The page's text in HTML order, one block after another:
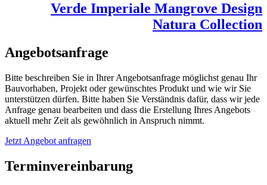
Verde Imperiale Mangrove Design
Natura Collection
Angebotsanfrage
Bitte beschreiben Sie in Ihrer Angebotsanfrage möglichst genau Ihr
Bauvorhaben, Projekt oder gewünschtes Produkt und wie wir Sie
unterstützen dürfen. Bitte haben Sie Verständnis dafür, dass wir jede
Anfrage genau bearbeiten und dass die Erstellung Ihres Angebots
aktuell mehr Zeit als gewöhnlich in Anspruch nimmt.
Jetzt Angebot anfragen
Terminvereinbarung